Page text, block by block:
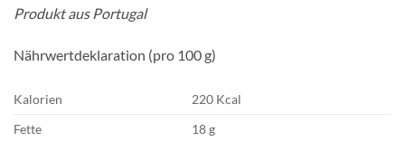
Produkt aus Portugal
Nährwertdeklaration (pro 100 g)
Kalorien
220 Kcal
Fette
18 g